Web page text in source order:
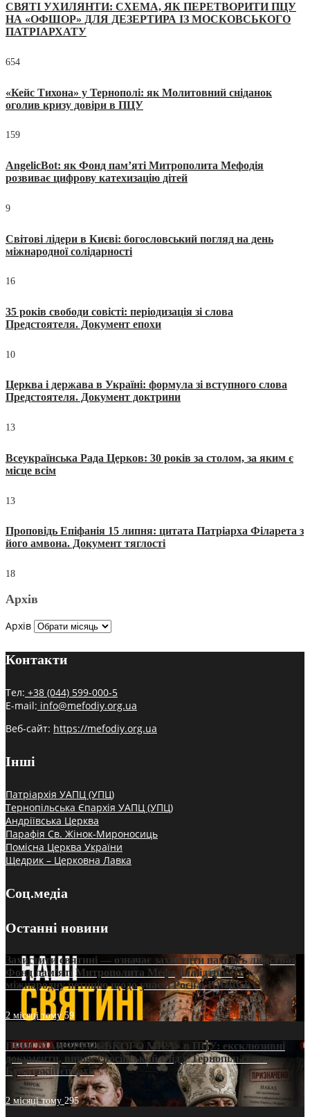
СВЯТІ УХИЛЯНТИ: СХЕМА, ЯК ПЕРЕТВОРИТИ ПЦУ
НА «ОФШОР» ДЛЯ ДЕЗЕРТИРА ІЗ МОСКОВСЬКОГО
ПАТРІАРХАТУ
654
«Кейс Тихона» у Тернополі: як Молитовний сніданок
оголив кризу довіри в ПЦУ
159
AngelicBot: як Фонд пам’яті Митрополита Мефодія
розвиває цифрову катехизацію дітей
9
Світові лідери в Києві: богословський погляд на день
міжнародної солідарності
16
35 років свободи совісті: періодизація зі слова
Предстоятеля. Документ епохи
10
Церква і держава в Україні: формула зі вступного слова
Предстоятеля. Документ доктрини
13
Всеукраїнська Рада Церков: 30 років за столом, за яким є
місце всім
13
Проповідь Епіфанія 15 липня: цитата Патріарха Філарета з
його амвона. Документ тяглості
18
Архів
Архів
Контакти
Тел: +38 (044) 599-000-5
E-mail: info@mefodiy.org.ua
Веб-сайт: https://mefodiy.org.ua
Інші
Патріархія УАПЦ (УПЦ)
Тернопільська Єпархія УАПЦ (УПЦ)
Андріївська Церква
Парафія Св. Жінок-Мироносиць
Помісна Церква України
Щедрик – Церковна Лавка
Соц.медіа
Останні новини
Захистити святині — означає захистити пам’ять людства:
Фонд пам’яті Митрополита Мефодія підтримує
міжнародну петицію щодо участі Росії в ЮНЕСКО
2 місяці тому59
ПРИСМАК «РУССЬКОГО МІРА» в ПЦУ: ексклюзивні
документи, вирок і російський слід у Тернопільсько-
Бучацькій єпархії
2 місяці тому 295